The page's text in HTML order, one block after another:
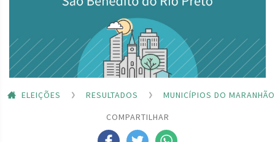
ELEIÇÕES RESULTADOS
MUNICÍPIOS DO MARANHÃO
COMPARTILHAR